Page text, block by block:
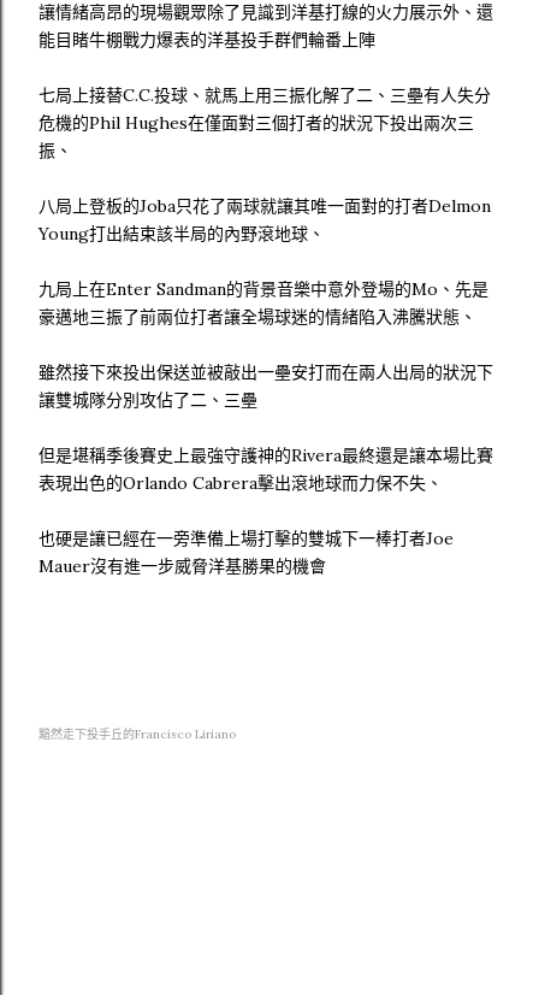
讓情緒高昂的現場觀眾除了見識到洋基打線的火力展示外、還
能目睹牛棚戰力爆表的洋基投手群們輪番上陣
七局上接替C.C.投球、就馬上用三振化解了二、三壘有人失分
危機的Phil Hughes在僅面對三個打者的狀況下投出兩次三
振、
八局上登板的Joba只花了兩球就讓其唯一面對的打者Delmon
Young打出結束該半局的內野滾地球、
九局上在Enter Sandman的背景音樂中意外登場的Mo、先是
豪邁地三振了前兩位打者讓全場球迷的情緒陷入沸騰狀態、
雖然接下來投出保送並被敲出一壘安打而在兩人出局的狀況下
讓雙城隊分別攻佔了二、三壘
但是堪稱季後賽史上最強守護神的Rivera最終還是讓本場比賽
表現出色的Orlando Cabrera擊出滾地球而力保不失、
也硬是讓已經在一旁準備上場打擊的雙城下一棒打者Joe
Mauer沒有進一步威脅洋基勝果的機會
黯然走下投手丘的Francisco Liriano